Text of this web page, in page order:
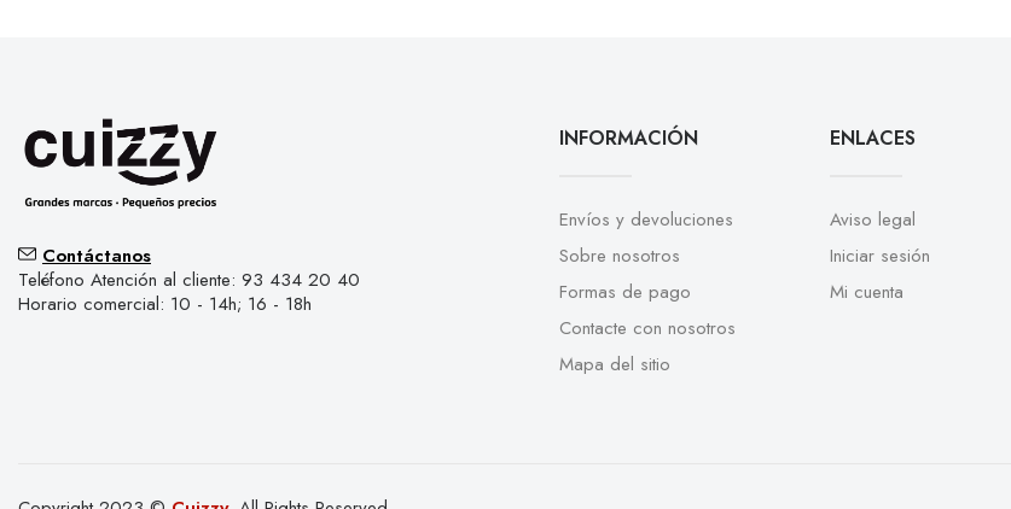
Contáctanos
Teléfono Atención al cliente: 93 434 20 40
Horario comercial: 10 - 14h; 16 - 18h
INFORMACIÓN
Envíos y devoluciones
Sobre nosotros
Formas de pago
Contacte con nosotros
Mapa del sitio
ENLACES
Aviso legal
Iniciar sesión
Mi cuenta